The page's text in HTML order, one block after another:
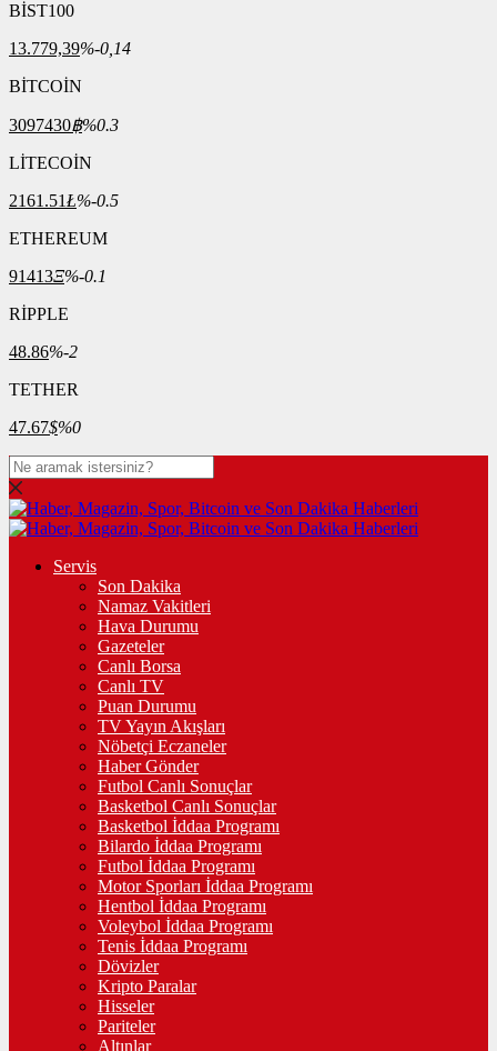
BİST100
13.779,39%-0,14
BİTCOİN
3097430฿%0.3
LİTECOİN
2161.51Ł%-0.5
ETHEREUM
91413Ξ%-0.1
RİPPLE
48.86%-2
TETHER
47.67$%0
Servis
Son Dakika
Namaz Vakitleri
Hava Durumu
Gazeteler
Canlı Borsa
Canlı TV
Puan Durumu
TV Yayın Akışları
Nöbetçi Eczaneler
Haber Gönder
Futbol Canlı Sonuçlar
Basketbol Canlı Sonuçlar
Basketbol İddaa Programı
Bilardo İddaa Programı
Futbol İddaa Programı
Motor Sporları İddaa Programı
Hentbol İddaa Programı
Voleybol İddaa Programı
Tenis İddaa Programı
Dövizler
Kripto Paralar
Hisseler
Pariteler
Altınlar